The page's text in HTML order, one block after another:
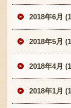
2018年6月
2018年5月
2018年4月
2018年1月